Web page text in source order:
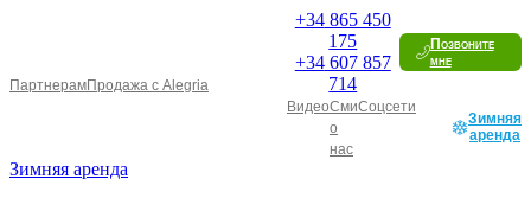
ПартнерамПродажа с Alegria
+34865 450
175
+34607 857
714
Позвоните
мне
ВидеоСми
о
нас
Соцсети
Зимняя
аренда
Зимняя аренда